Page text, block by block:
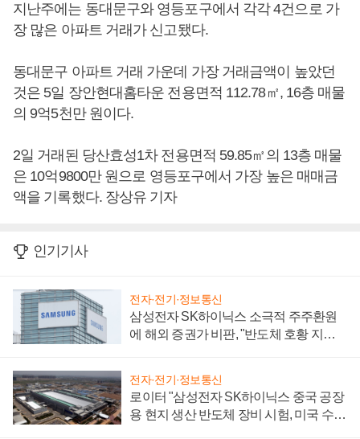
지난주에는 동대문구와 영등포구에서 각각 4건으로 가
장 많은 아파트 거래가 신고됐다.
동대문구 아파트 거래 가운데 가장 거래금액이 높았던
것은 5일 장안현대홈타운 전용면적 112.78㎡, 16층 매물
의 9억5천만 원이다.
2일 거래된 당산효성1차 전용면적 59.85㎡의 13층 매물
은 10억9800만 원으로 영등포구에서 가장 높은 매매금
액을 기록했다. 장상유 기자
인기기사
전자·전기·정보통신
삼성전자 SK하이닉스 소극적 주주환원
에 해외 증권가 비판, "반도체 호황 지속
전자·전기·정보통신
로이터 "삼성전자 SK하이닉스 중국 공장
용 현지 생산 반도체 장비 시험, 미국 수출